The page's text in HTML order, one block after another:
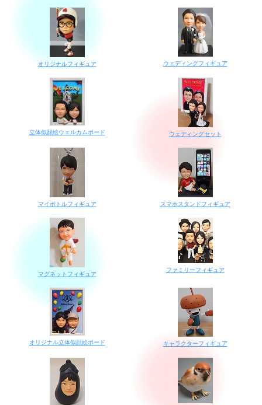
オリジナルフィギュア ウェディングフィギュア
立体似顔絵ウェルカムボード ウェディングセット
マイボトルフィギュア スマホスタンドフィギュア
マグネットフィギュア
ファミリーフィギュア
オリジナル立体似顔絵ボード キャラクターフィギュア